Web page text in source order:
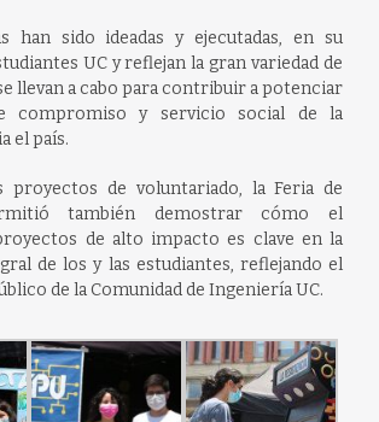
han sido ideadas y ejecutadas, en su
UC y reflejan la gran variedad de
llevan a cabo para contribuir a potenciar
compromiso y servicio social de la
el país.
proyectos de voluntariado, la Feria de
también demostrar cómo el
de alto impacto es clave en la
de los y las estudiantes, reflejando el
de la Comunidad de Ingeniería UC.